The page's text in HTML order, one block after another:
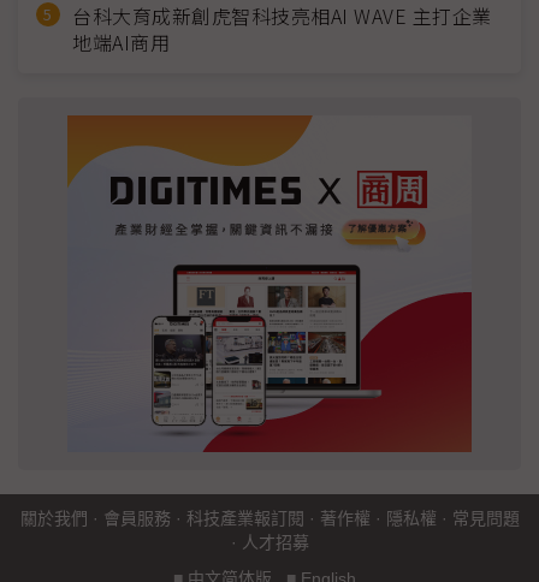
台科大育成新創虎智科技亮相AI WAVE 主打企業
地端AI商用
關於我們 · 會員服務 · 科技產業報訂閱 · 著作權 · 隱私權 · 常見問題
· 人才招募